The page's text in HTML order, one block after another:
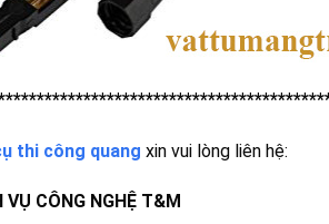
thi công quang xin vui lòng liên hệ:
CÔNG NGHỆ T&M